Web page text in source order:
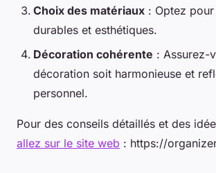
Choix des matériaux : Optez
durables et esthétiques.
Décoration cohérente : Assurez-
décoration soit harmonieuse et
personnel.
Pour des conseils détaillés et des
allez sur le site web : https://